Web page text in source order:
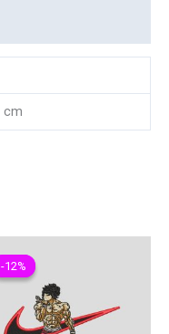
cm
-12%
-12%